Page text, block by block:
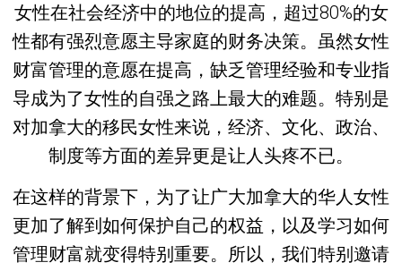
女性在社会经济中的地位的提高，超过80%的女
性都有强烈意愿主导家庭的财务决策。虽然女性
财富管理的意愿在提高，缺乏管理经验和专业指
导成为了女性的自强之路上最大的难题。特别是
对加拿大的移民女性来说，经济、文化、政治、
制度等方面的差异更是让人头疼不已。
在这样的背景下，为了让广大加拿大的华人女性
更加了解到如何保护自己的权益，以及学习如何
管理财富就变得特别重要。所以，我们特别邀请